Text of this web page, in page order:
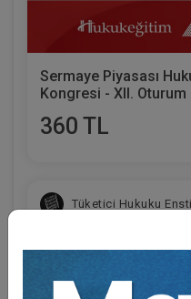
Sermaye Piyasası
Kongresi - XII. Oturum
360 TL
Tüketici Hukuku